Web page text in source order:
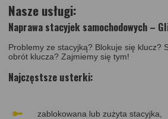
Nasze usługi:
Naprawa stacyjek samochodowych –
Problemy ze stacyjką? Blokuje się klucz?
obrót klucza? Zajmiemy się tym!
Najczęstsze usterki:
zablokowana lub zużyta stacyjka,